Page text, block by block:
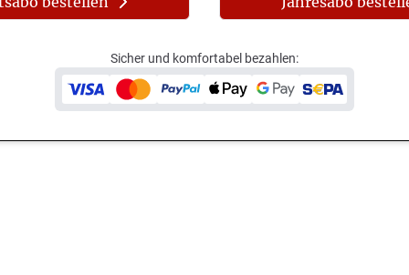
Sicher und komfortabel bezahlen: